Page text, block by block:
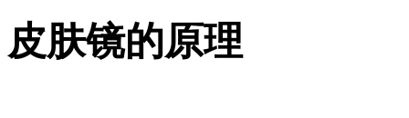
皮肤镜的原理